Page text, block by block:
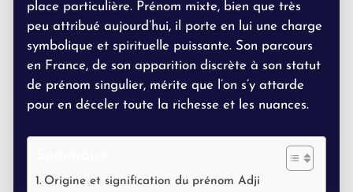
place particulière. Prénom mixte, bien que très
peu attribué aujourd’hui, il porte en lui une charge
symbolique et spirituelle puissante. Son parcours
en France, de son apparition discrète à son statut
de prénom singulier, mérite que l’on s’y attarde
pour en déceler toute la richesse et les nuances.
Origine et signification du prénom Adji